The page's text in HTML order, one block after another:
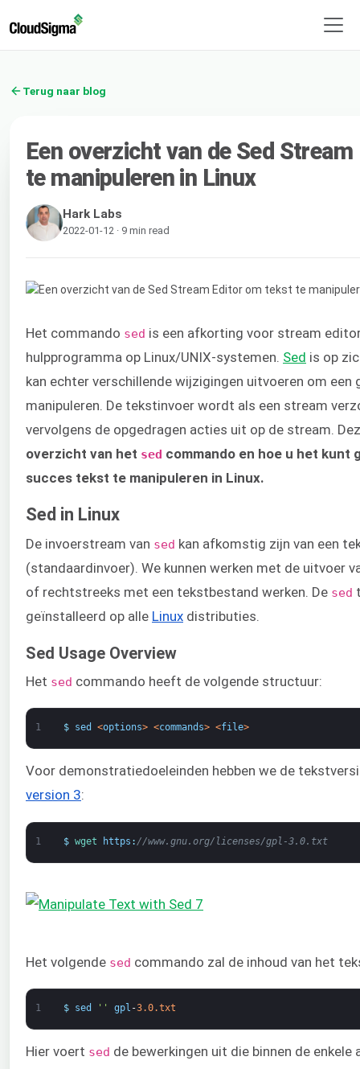
Terug naar blog
Een overzicht van de Sed
te manipuleren in Linux
Hark Labs
2022-01-12 · 9 min read
Het commando sed is een afkorting voor stream
hulpprogramma op Linux/UNIX-systemen. Sed is op
kan echter verschillende wijzigingen uitvoeren om een
manipuleren. De tekstinvoer wordt als een stream
vervolgens de opgedragen acties uit op de stream.
overzicht van het sed commando en hoe u het kunt
succes tekst te manipuleren in Linux.
Sed in Linux
De invoerstream van sed kan afkomstig zijn van een
(standaardinvoer). We kunnen werken met de uitvoer
of rechtstreeks met een tekstbestand werken. De sed
geïnstalleerd op alle Linux distributies.
Sed Usage Overview
Het sed commando heeft de volgende structuur:
1 $ sed <options> <commands> <file>
Voor demonstratiedoeleinden hebben we de
version 3:
1 $ wget https : //www.gnu.org/licenses/gpl-3.0.txt
Het volgende sed commando zal de inhoud van het
1 $ sed '' gpl -3.0.txt
Hier voert sed de bewerkingen uit die binnen de enkele